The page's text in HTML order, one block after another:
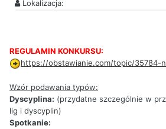
Lokalizacja:
REGULAMIN KONKURSU:
https://obstawianie.com/topic/35784-
Wzór podawania typów:
Dyscyplina: (przydatne szczególnie w
lig i dyscyplin)
Spotkanie: